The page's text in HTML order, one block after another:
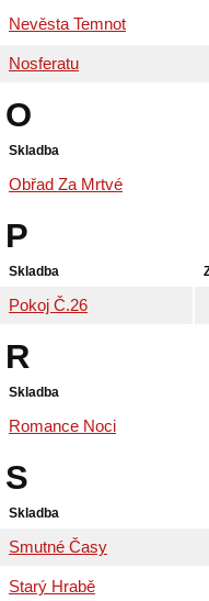
Nevěsta Temnot
Nosferatu
O
Skladba
Obřad Za Mrtvé
P
Skladba
Pokoj Č.26
R
Skladba
Romance Noci
S
Skladba
Smutné Časy
Starý Hrabě